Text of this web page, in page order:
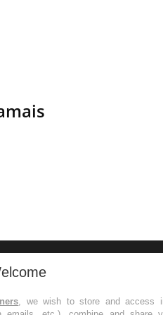
, we wish to store and access